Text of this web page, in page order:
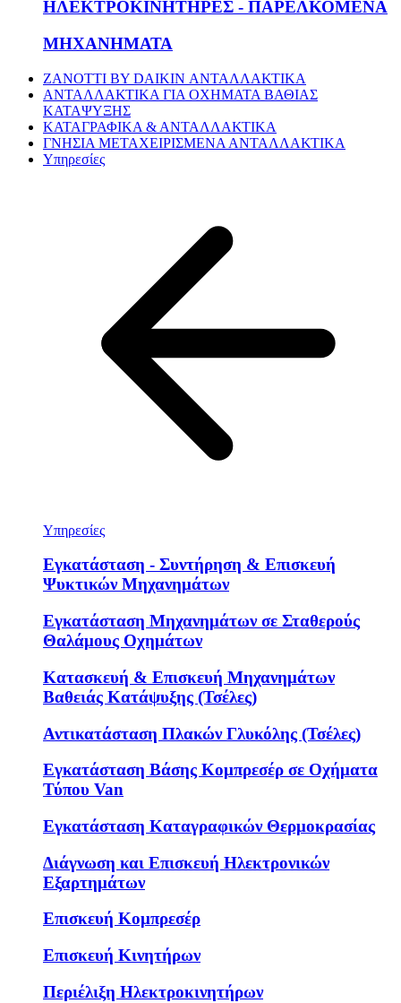
ΗΛΕΚΤΡΟΚΙΝΗΤΗΡΕΣ - ΠΑΡΕΛΚΟΜΕΝΑ
ΜΗΧΑΝΗΜΑΤΑ
ZANOTTI BY DAIKIN ΑΝΤΑΛΛΑΚΤΙΚΑ
ΑΝΤΑΛΛΑΚΤΙΚΑ ΓΙΑ ΟΧΗΜΑΤΑ ΒΑΘΙΑΣ
ΚΑΤΑΨΥΞΗΣ
ΚΑΤΑΓΡΑΦΙΚΑ & ΑΝΤΑΛΛΑΚΤΙΚΑ
ΓΝΗΣΙΑ ΜΕΤΑΧΕΙΡΙΣΜΕΝΑ ΑΝΤΑΛΛΑΚΤΙΚΑ
Υπηρεσίες
Υπηρεσίες
Εγκατάσταση - Συντήρηση & Επισκευή
Ψυκτικών Μηχανημάτων
Εγκατάσταση Μηχανημάτων σε Σταθερούς
Θαλάμους Οχημάτων
Κατασκευή & Επισκευή Μηχανημάτων
Βαθειάς Κατάψυξης (Τσέλες)
Αντικατάσταση Πλακών Γλυκόλης (Τσέλες)
Εγκατάσταση Βάσης Κομπρεσέρ σε Οχήματα
Τύπου Van
Εγκατάσταση Καταγραφικών Θερμοκρασίας
Διάγνωση και Επισκευή Ηλεκτρονικών
Εξαρτημάτων
Επισκευή Κομπρεσέρ
Επισκευή Κινητήρων
Περιέλιξη Ηλεκτροκινητήρων